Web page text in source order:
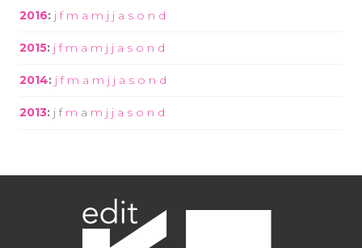
2016: j f m a m j j a s o n d
2015: j f m a m j j a s o n d
2014: j f m a m j j a s o n d
2013: j f m a m j j a s o n d